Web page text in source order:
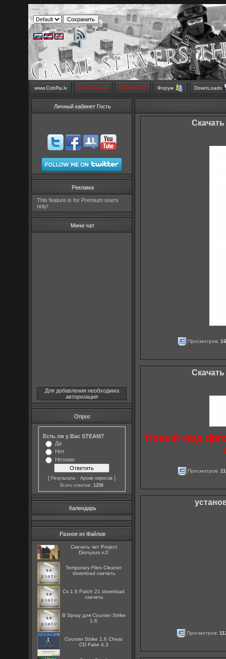
www.CobRa.lv LIVE Stream SMS SHOP Форум DownLoads
Личный кабинет Гость
Реклама
This feature is for Premium users
only!
Мини чат
Для добавления необходима
авторизация
Опрос
Есть ли у Вас STEAM?
Да
Нет
Незнаю
[Результаты ·Архив опросов ]
Всего ответов:1258
Календарь
Разное из Файлов
Скачать чит Project
Dionysus rc2
Temporary Files Cleaner
download скачать
Cs 1.6 Patch 21 download
скачать
B Spray для Counter Strike
1.6
Counter Strike 1.6 Cheat
CD Fake 4.3
Просмотров:
Новый мод
Просмотров:
Просмотров: